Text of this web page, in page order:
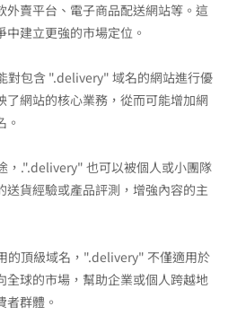
外賣平台、電子商品配送網站等。這
建立更強的市場定位。
對包含 ".delivery" 域名的網站進行優
了網站的核心業務，從而可能增加網
。
，.".delivery" 也可以被個人或小團隊
送貨經驗或產品評測，增強內容的主
的頂級域名，".delivery" 不僅適用於
全球的市場，幫助企業或個人跨越地
群體。